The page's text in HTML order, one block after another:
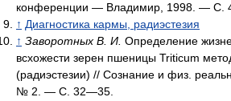
конференции — Владимир, 1998. — С.
↑ Диагностика кармы, радиэстезия
↑ Заворотных В. И. Определение
всхожести зерен пшеницы Triticum
(радиэстезии) // Сознание и физ.
№ 2. — С. 32—35.